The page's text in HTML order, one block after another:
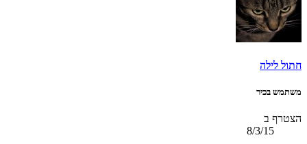
חתול לילה
משתמש בכיר
הצטרף ב
8/3/15